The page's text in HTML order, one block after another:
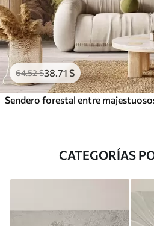
64.52S38 .71 S
CATEGORÍAS